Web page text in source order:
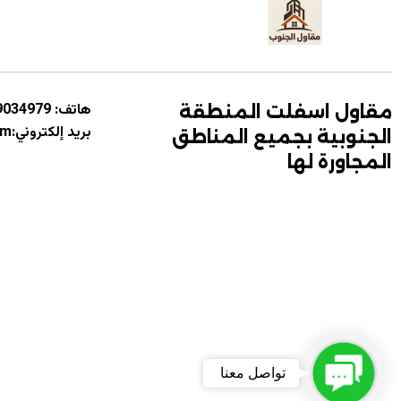
مقاول اسفلت المنطقة
الجنوبية بجميع المناطق
المجاورة لها
هاتف:
بريد إلكتروني:asfaltabha@gmail.com
Contact Us
تواصل معنا